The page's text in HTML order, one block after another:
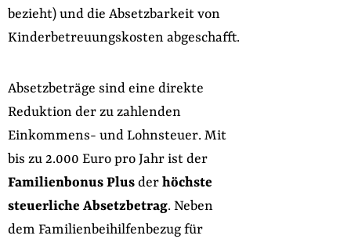
bezieht) und die Absetzbarkeit von
Kinderbetreuungskosten abgeschafft.
Absetzbeträge sind eine direkte
Reduktion der zu zahlenden
Einkommens- und Lohnsteuer. Mit
bis zu 2.000 Euro pro Jahr ist der
Familienbonus Plus der höchste
steuerliche Absetzbetrag. Neben
dem Familienbeihilfenbezug für